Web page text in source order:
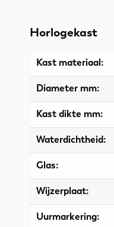
Horlogekast
Kast materiaal:
Diameter mm:
Kast dikte mm:
Waterdichtheid:
Glas:
Wijzerplaat:
Uurmarkering: